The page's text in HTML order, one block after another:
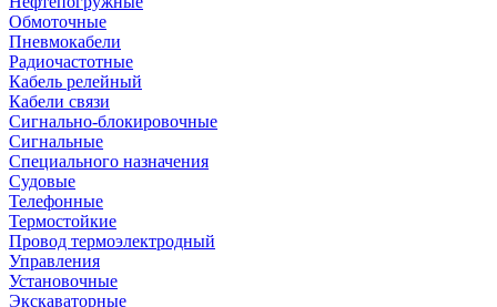
Обмоточные
Пневмокабели
Радиочастотные
Кабель релейный
Кабели связи
Сигнально-блокировочные
Сигнальные
Специального назначения
Судовые
Телефонные
Термостойкие
Провод термоэлектродный
Управления
Установочные
Экскаваторные